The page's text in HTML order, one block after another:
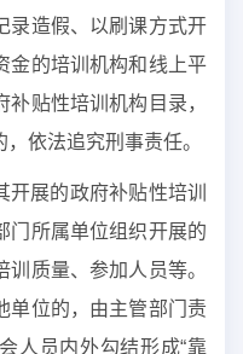
录造假、以刷课方式开
金的培训机构和线上平
贴性培训机构目录，
依法追究刑事责任。
展的政府补贴性培训
门所属单位组织开展的
质量、参加人员等。
单位的，由主管部门责
人员内外勾结形成“靠